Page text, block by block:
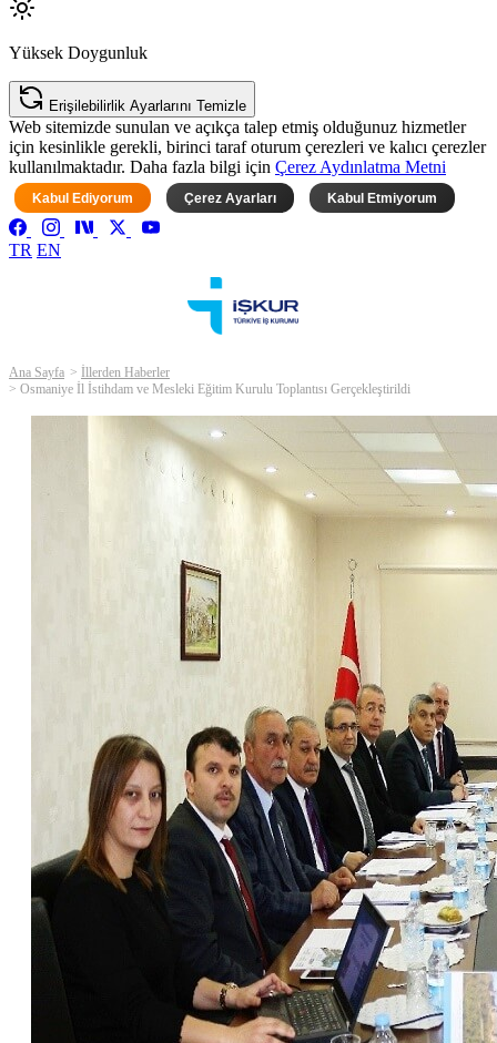
Yüksek Doygunluk
Erişilebilirlik Ayarlarını Temizle
Web sitemizde sunulan ve açıkça talep etmiş olduğunuz hizmetler
için kesinlikle gerekli, birinci taraf oturum çerezleri ve kalıcı çerezler
kullanılmaktadır. Daha fazla bilgi için Çerez Aydınlatma Metni
Kabul Ediyorum Çerez Ayarları Kabul Etmiyorum
TR EN
Ana Sayfa
İllerden Haberler
Osmaniye İl İstihdam ve Mesleki Eğitim Kurulu Toplantısı Gerçekleştirildi